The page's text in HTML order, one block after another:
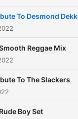
To Desmond
Reggae Mix
To The Slackers
Boy Set